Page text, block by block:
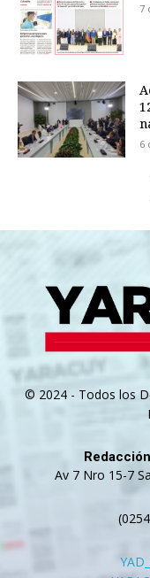
7
6
© 2024 - Todos los
Av 7 Nro 15-7